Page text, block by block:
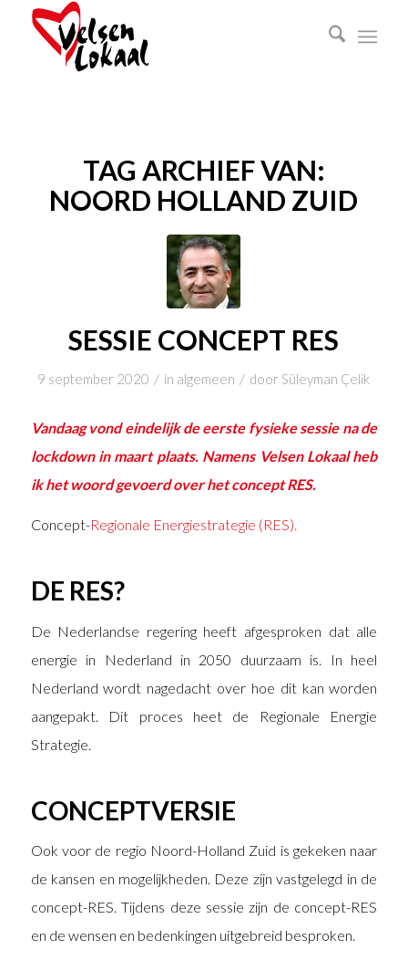
TAG ARCHIEF VAN:
NOORD HOLLAND ZUID
SESSIE CONCEPT RES
9 september 2020 / in algemeen / door Süleyman Çelik
Vandaag vond eindelijk de eerste fysieke sessie na de
lockdown in maart plaats. Namens Velsen Lokaal heb
ik het woord gevoerd over het concept RES.
Concept-Regionale Energiestrategie (RES).
DE RES?
De Nederlandse regering heeft afgesproken dat alle
energie in Nederland in 2050 duurzaam is. In heel
Nederland wordt nagedacht over hoe dit kan worden
aangepakt. Dit proces heet de Regionale Energie
Strategie.
CONCEPTVERSIE
Ook voor de regio Noord-Holland Zuid is gekeken naar
de kansen en mogelijkheden. Deze zijn vastgelegd in de
concept-RES. Tijdens deze sessie zijn de concept-RES
en de wensen en bedenkingen uitgebreid besproken.